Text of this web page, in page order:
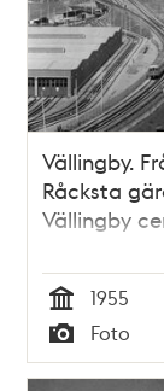
Vällingby.
Råcksta
Vällingby
Tid
1955
Typ
Foto